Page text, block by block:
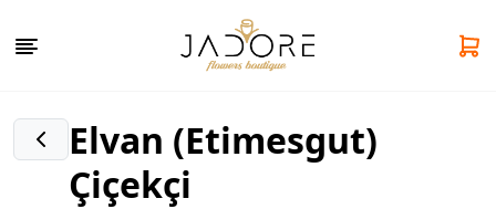
Elvan (Etimesgut)
Çiçekçi